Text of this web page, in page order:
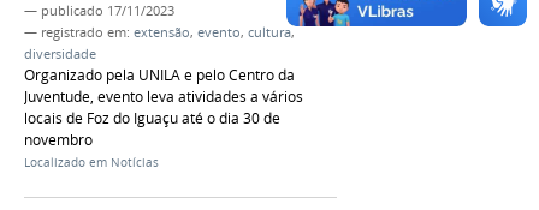
— publicado 17/11/2023
— registrado em: extensão, evento, cultura,
diversidade
Organizado pela UNILA e pelo Centro da
Juventude, evento leva atividades a vários
locais de Foz do Iguaçu até o dia 30 de
novembro
Localizado em Notícias